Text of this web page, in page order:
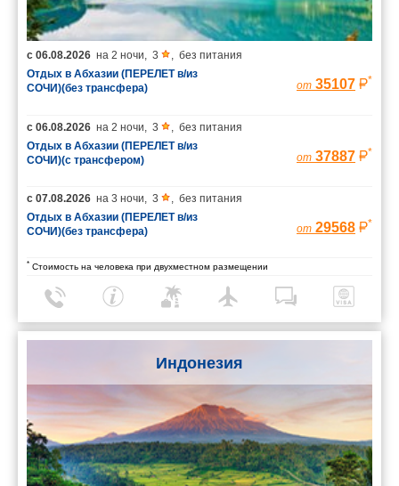
с 06.08.2026 на 2 ночи, 3 , без питания
Отдых в Абхазии (ПЕРЕЛЕТ в/из
СОЧИ)(без трансфера)
от 35107 *
с 06.08.2026 на 2 ночи, 3 , без питания
Отдых в Абхазии (ПЕРЕЛЕТ в/из
СОЧИ)(с трансфером)
от 37887 *
с 07.08.2026 на 3 ночи, 3 , без питания
Отдых в Абхазии (ПЕРЕЛЕТ в/из
СОЧИ)(без трансфера)
от 29568 *
* Стоимость на человека при двухместном размещении
Индонезия